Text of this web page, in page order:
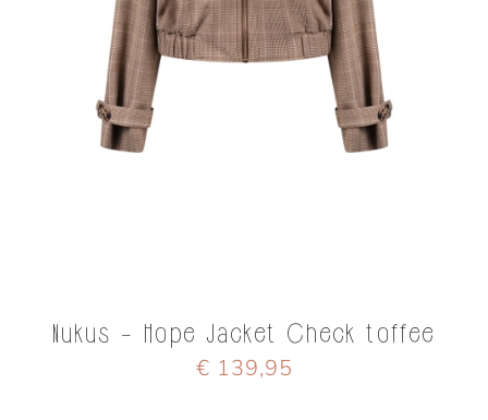
Nukus - Hope Jacket Check toffee
€ 139,95